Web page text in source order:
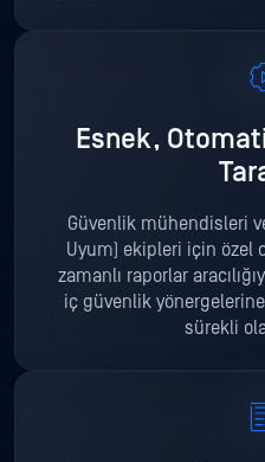
Esnek,
Güvenlik mühendisleri
Uyum) ekipleri için özel
zamanlı raporlar
iç güvenlik
sürekli